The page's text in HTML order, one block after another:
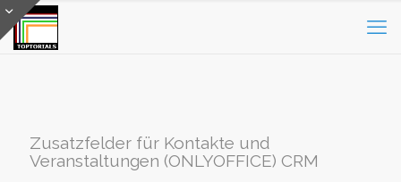
Zusatzfelder für Kontakte und
Veranstaltungen (ONLYOFFICE) CRM